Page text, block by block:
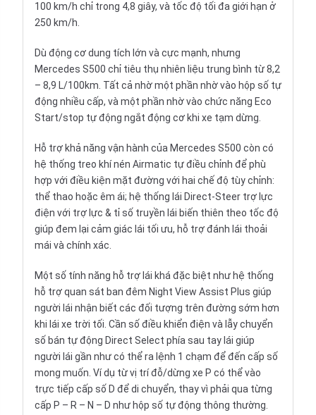
100 km/h chỉ trong 4,8 giây, và tốc độ tối đa giới hạn ở
250 km/h.
Dù động cơ dung tích lớn và cực mạnh, nhưng
Mercedes S500 chỉ tiêu thụ nhiên liệu trung bình từ 8,2
– 8,9 L/100km. Tất cả nhờ một phần nhờ vào hộp số tự
động nhiều cấp, và một phần nhờ vào chức năng Eco
Start/stop tự động ngắt động cơ khi xe tạm dừng.
Hỗ trợ khả năng vận hành của Mercedes S500 còn có
hệ thống treo khí nén Airmatic tự điều chỉnh để phù
hợp với điều kiện mặt đường với hai chế độ tùy chỉnh:
thể thao hoặc êm ái; hệ thống lái Direct-Steer trợ lực
điện với trợ lực & tỉ số truyền lái biến thiên theo tốc độ
giúp đem lại cảm giác lái tối ưu, hỗ trợ đánh lái thoải
mái và chính xác.
Một số tính năng hỗ trợ lái khá đặc biệt như hệ thống
hỗ trợ quan sát ban đêm Night View Assist Plus giúp
người lái nhận biết các đối tượng trên đường sớm hơn
khi lái xe trời tối. Cần số điều khiển điện và lẫy chuyển
số bán tự động Direct Select phía sau tay lái giúp
người lái gần như có thể ra lệnh 1 chạm để đến cấp số
mong muốn. Ví dụ từ vị trí đỗ/dừng xe P có thể vào
trực tiếp cấp số D để di chuyển, thay vì phải qua từng
cấp P – R – N – D như hộp số tự động thông thường.